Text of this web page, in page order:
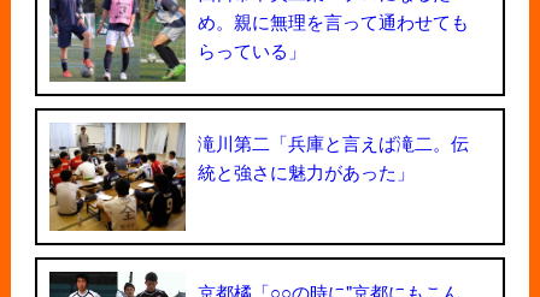
め。親に無理を言って通わせても
らっている」
滝川第二「兵庫と言えば滝二。伝
統と強さに魅力があった」
京都橘「○○の時に"京都にもこん